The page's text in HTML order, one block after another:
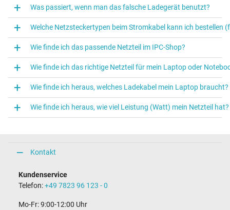
Was passiert, wenn man das falsche Ladegerät benutzt?
Welche Netzsteckertypen beim Stromkabel kann ich bestellen
Wie finde ich das passende Netzteil im IPC-Shop?
Wie finde ich das richtige Netzteil für mein Laptop oder
Wie finde ich heraus, welches Ladekabel mein Laptop braucht?
Wie finde ich heraus, wie viel Leistung (Watt) mein Netzteil hat?
Kontakt
Kundenservice
Telefon:+49 7823 96 123 - 0
Mo-Fr: 9:00-12:00 Uhr